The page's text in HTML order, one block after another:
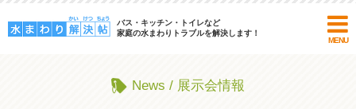
バス・キッチン・トイレなど
家庭の水まわりトラブルを解決します！
MENU
News / 展示会情報